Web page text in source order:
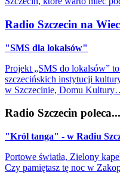
Radio Szczecin na
"SMS dla lokalsów"
Projekt „SMS do lokalsów”
szczecińskich instytucji
w Szczecinie, Domu
Radio Szczecin poleca...
"Król tanga" - w Radiu
Portowe światła, Zielony
Czy pamiętasz tę noc w